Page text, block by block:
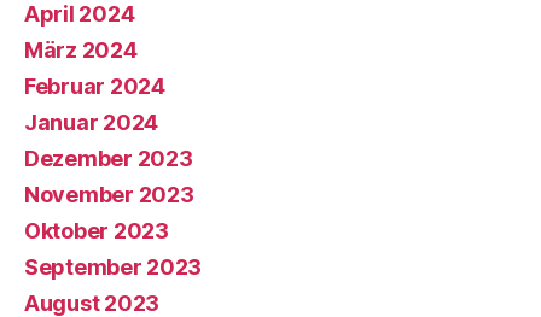
April 2024
März 2024
Februar 2024
Januar 2024
Dezember 2023
November 2023
Oktober 2023
September 2023
August 2023